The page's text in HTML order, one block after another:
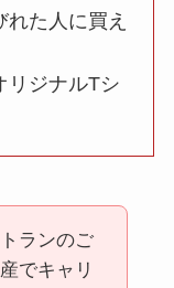
た人に買え
リジナルTシ
ランのご
でキャリ